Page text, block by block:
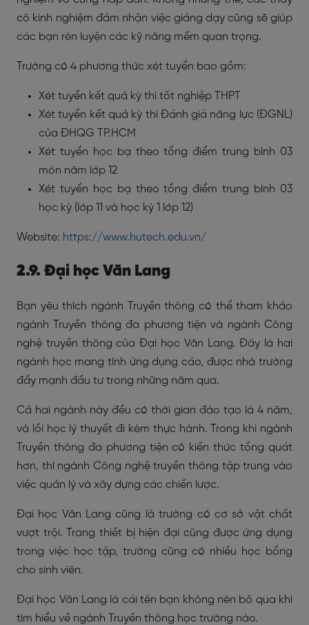
cô kinh nghiệm đảm nhận việc giảng dạy cũng sẽ giúp
các bạn rèn luyện các kỹ năng mềm quan trọng.
Trường có 4 phương thức xét tuyển bao gồm:
Xét tuyển kết quả kỳ thi tốt nghiệp THPT
Xét tuyển kết quả kỳ thi Đánh giá năng lực (ĐGNL)
của ĐHQG TP.HCM
Xét tuyển học bạ theo tổng điểm trung bình 03
môn năm lớp 12
Xét tuyển học bạ theo tổng điểm trung bình 03
học kỳ (lớp 11 và học kỳ 1 lớp 12)
Website: https://www.hutech.edu.vn/
2.9. Đại học Văn Lang
Bạn yêu thích ngành Truyền thông có thể tham khảo
ngành Truyền thông đa phương tiện và ngành Công
nghệ truyền thông của Đại học Văn Lang. Đây là hai
ngành học mang tính ứng dụng cáo, được nhà trường
đẩy mạnh đầu tư trong những năm qua.
Cả hai ngành này đều có thời gian đào tạo là 4 năm,
và lối học lý thuyết đi kèm thực hành. Trong khi ngành
Truyền thông đa phương tiện có kiến thức tổng quát
hơn, thì ngành Công nghệ truyền thông tập trung vào
việc quản lý và xây dựng các chiến lược.
Đại học Văn Lang cũng là trường có cơ sở vật chất
vượt trội. Trang thiết bị hiện đại cũng được ứng dụng
trong việc học tập, trường cũng có nhiều học bổng
cho sinh viên.
Đại học Văn Lang là cái tên bạn không nên bỏ qua khi
tìm hiểu về ngành Truyền thông học trường nào.